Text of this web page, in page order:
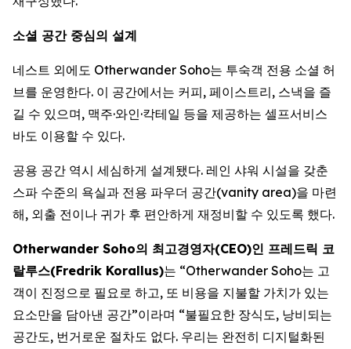
소셜 공간 중심의 설계
네스트 외에도 Otherwander Soho는 투숙객 전용 소셜 허
브를 운영한다. 이 공간에서는 커피, 페이스트리, 스낵을 즐
길 수 있으며, 맥주·와인·칵테일 등을 제공하는 셀프서비스
바도 이용할 수 있다.
공용 공간 역시 세심하게 설계됐다. 레인 샤워 시설을 갖춘
스파 수준의 욕실과 전용 파우더 공간(vanity area)을 마련
해, 외출 전이나 귀가 후 편안하게 재정비할 수 있도록 했다.
Otherwander Soho의 최고경영자(CEO)인 프레드릭 코
랄루스(Fredrik Korallus)는 “Otherwander Soho는 고
객이 진정으로 필요로 하고, 또 비용을 지불할 가치가 있는
요소만을 담아낸 공간”이라며 “불필요한 장식도, 낭비되는
공간도, 번거로운 절차도 없다. 우리는 완전히 디지털화된